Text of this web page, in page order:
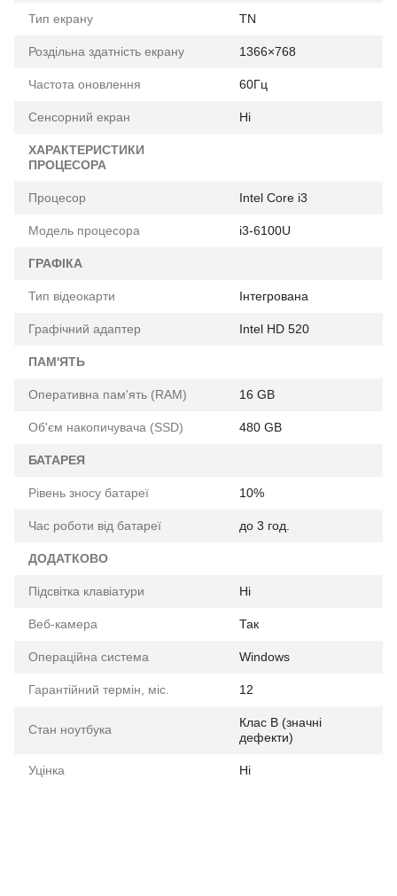
Тип екрану TN
Роздільна здатність екрану 1366×768
Частота оновлення 60Гц
Сенсорний екран Ні
ХАРАКТЕРИСТИКИ
ПРОЦЕСОРА
Процесор Intel Core i3
Модель процесора i3-6100U
ГРАФІКА
Тип відеокарти Інтегрована
Графічний адаптер Intel HD 520
ПАМ'ЯТЬ
Оперативна пам'ять (RAM) 16 GB
Об'єм накопичувача (SSD) 480 GB
БАТАРЕЯ
Рівень зносу батареї 10%
Час роботи від батареї до 3 год.
ДОДАТКОВО
Підсвітка клавіатури Ні
Веб-камера Так
Операційна система Windows
Гарантійний термін, міс. 12
Стан ноутбука
Клас B (значні
дефекти)
Уцінка Ні